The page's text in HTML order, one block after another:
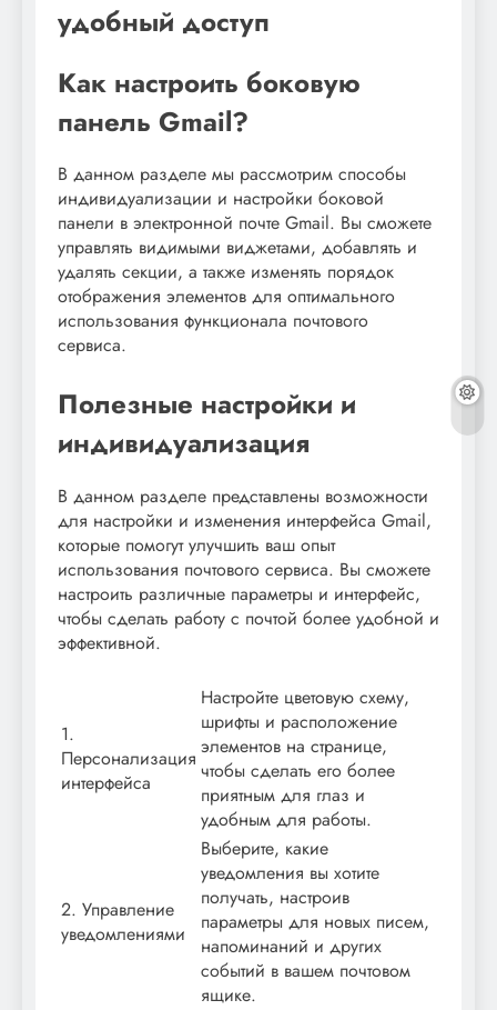
удобный доступ
Как настроить боковую
панель Gmail?
В данном разделе мы рассмотрим способы
индивидуализации и настройки боковой
панели в электронной почте Gmail. Вы сможете
управлять видимыми виджетами, добавлять и
удалять секции, а также изменять порядок
отображения элементов для оптимального
использования функционала почтового
сервиса.
Полезные настройки и
индивидуализация
В данном разделе представлены возможности
для настройки и изменения интерфейса Gmail,
которые помогут улучшить ваш опыт
использования почтового сервиса. Вы сможете
настроить различные параметры и интерфейс,
чтобы сделать работу с почтой более удобной и
эффективной.
1.
Персонализация
интерфейса
Настройте цветовую схему,
шрифты и расположение
элементов на странице,
чтобы сделать его более
приятным для глаз и
удобным для работы.
2. Управление
уведомлениями
Выберите, какие
уведомления вы хотите
получать, настроив
параметры для новых писем,
напоминаний и других
событий в вашем почтовом
ящике.